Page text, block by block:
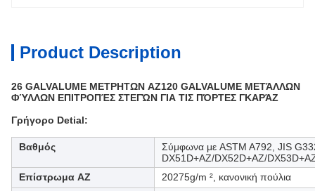
Product Description
26 GALVALUME ΜΕΤΡΗΤΩΝ AZ120 GALVALUME ΜΕΤΆΛΛΩΝ
ΦΎΛΛΩΝ ΕΠΙΤΡΟΠΈΣ ΣΤΕΓΏΝ ΓΙΑ ΤΙΣ ΠΌΡΤΕΣ ΓΚΑΡΆΖ
Γρήγορο Detial:
Βαθμός
Σύμφωνα με ASTM A792, JIS
DX51D+AZ/DX52D+AZ/
Επίστρωμα AZ
20275g/m ², κανονική πούλια